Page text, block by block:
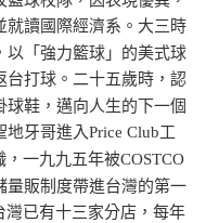
就讀國際經濟系。大三時
以「強力籃球」的美式球
台打球。二十五歲時，認
鞋，邁向人生的下一個
牙哥進入Price Club工
一九九五年被COSTCO
量販制度帶進台灣的第一
灣已有十三家分店，每年